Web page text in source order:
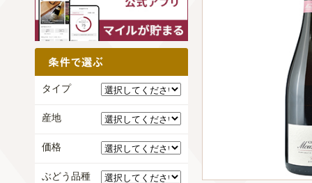
タイプ
産地
価格
ぶどう品種